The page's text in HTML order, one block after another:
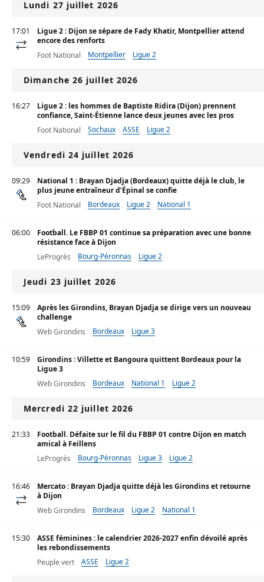
Lundi 27 juillet 2026
17:01
Ligue 2 : Dijon se sépare de Fady Khatir, Montpellier attend
encore des renforts
Foot National
Montpellier Ligue 2
Dimanche 26 juillet 2026
16:27
Ligue 2 : les hommes de Baptiste Ridira (Dijon) prennent
confiance, Saint-Étienne lance deux jeunes avec les pros
Foot National
Sochaux ASSE Ligue 2
Vendredi 24 juillet 2026
09:29
National 1 : Brayan Djadja (Bordeaux) quitte déjà le club, le
plus jeune entraîneur d’Épinal se confie
Foot National
Bordeaux Ligue 2 National 1
06:00
Football. Le FBBP 01 continue sa préparation avec une bonne
résistance face à Dijon
LeProgrès
Bourg-Péronnas Ligue 2
Jeudi 23 juillet 2026
15:09
Après les Girondins, Brayan Djadja se dirige vers un nouveau
challenge
Web Girondins
Bordeaux Ligue 3
10:59
Girondins : Villette et Bangoura quittent Bordeaux pour la
Ligue 3
Web Girondins
Bordeaux National 1 Ligue 2
Mercredi 22 juillet 2026
21:33
Football. Défaite sur le fil du FBBP 01 contre Dijon en match
amical à Feillens
LeProgrès
Bourg-Péronnas Ligue 3 Ligue 2
16:46
Mercato : Brayan Djadja quitte déjà les Girondins et retourne
à Dijon
Web Girondins
Bordeaux Ligue 2 National 1
15:30
ASSE féminines : le calendrier 2026-2027 enfin dévoilé après
les rebondissements
Peuple vert
ASSE Ligue 2